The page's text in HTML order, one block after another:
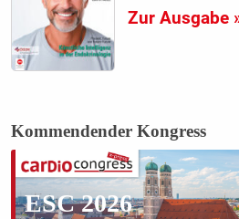
Zur Ausgabe
Kommendender Kongress
ESC 2026